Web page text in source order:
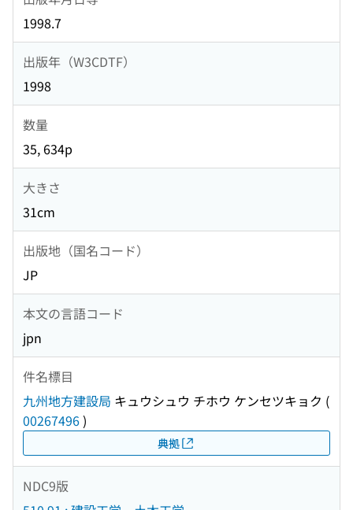
1998.7
出版年（W3CDTF）
1998
数量
35, 634p
大きさ
31cm
出版地（国名コード）
JP
本文の言語コード
jpn
件名標目
九州地方建設局 キュウシュウ チホウ ケンセツキョク (
00267496)
典拠
NDC9版